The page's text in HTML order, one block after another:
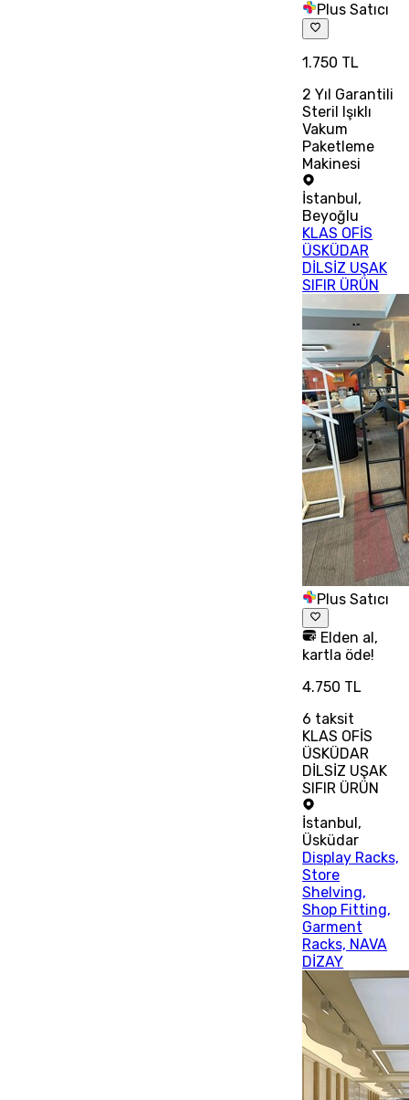
Plus Satıcı
1.750 TL
2 Yıl Garantili
Steril Işıklı
Vakum
Paketleme
Makinesi
İstanbul,
Beyoğlu
KLAS OFİS
ÜSKÜDAR
DİLSİZ UŞAK
SIFIR ÜRÜN
Plus Satıcı
Elden al,
kartla öde!
4.750 TL
6 taksit
KLAS OFİS
ÜSKÜDAR
DİLSİZ UŞAK
SIFIR ÜRÜN
İstanbul,
Üsküdar
Display Racks,
Store
Shelving,
Shop Fitting,
Garment
Racks, NAVA
DİZAY